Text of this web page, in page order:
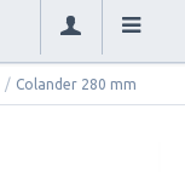
/ Colander 280 mm